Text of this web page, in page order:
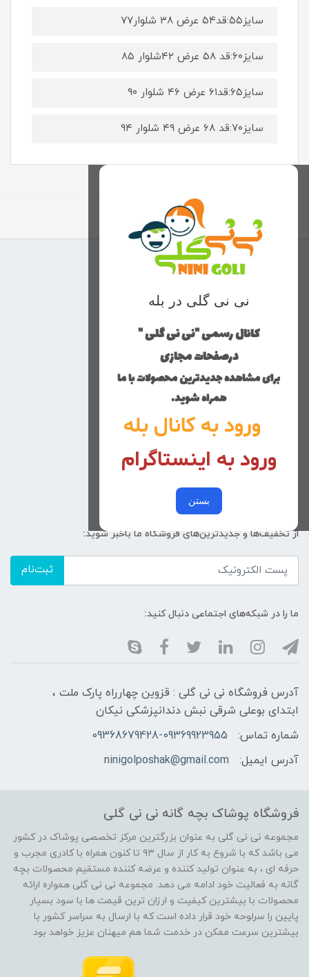
سایز۵۵:قد۵۴ عرض ۳۸ شلوار۷۷
سایز۶۰:قد ۵۸ عرض ۴۲شلوار ۸۵
سایز۶۵:قد۶۱ عرض ۴۶ شلوار ۹۰
سایز۷۰:قد ۶۸ عرض ۴۹ شلوار ۹۴
نی نی گلی در بله
کانال رسمی "نی نی گلی "
درصفحات مجازی
برای مشاهده جدیدترین محصولات با ما
همراه شوید.
ورود به کانال بله
ورود به اینستاگرام
بستن
برگشت به بالا
منوی وب‌سایت
خانه
کوچولوهای نی نی گلی
تماس با ما
کد پیگیری سفارشات
خرید عمده
از تخفیف‌ها و جدیدترین‌های فروشگاه ما باخبر شوید:
ثبت‌نام
ما را در شبکه‌های اجتماعی دنبال کنید:
آدرس فروشگاه نی نی گلی : قزوین چهارراه پارک ملت ،
ابتدای بوعلی شرقی نبش دندانپزشکی نیکان
شماره تماس:
09368679428-09369923955
آدرس ایمیل:
ninigolposhak@gmail.com
فروشگاه پوشاک بچه گانه نی نی گلی
مجموعه نی نی گلی به عنوان بزرگترین مرکز تخصصی پوشاک در کشور
می باشد که با شروع به کار از سال ۹۳ تا کنون همراه با کادری مجرب و
حرفه ای ، به عنوان تولید کننده و عرضه کننده مستقیم محصولات بچه
گانه به فعالیت خود ادامه می دهد. مجموعه نی نی گلی همواره ارائه
محصولات با بیشترین کیفیت و ارزان ترین قیمت ها با سود بسیار
پایین را سرلوحه خود قرار داده است که با ارسال به سراسر کشور با
بیشترین سرعت ممکن در خدمت شما هم میهنان عزیز خواهد بود.